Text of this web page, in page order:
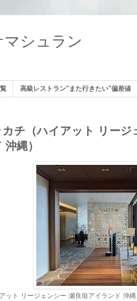
マシュラン
高級レストラン"また行きたい"偏差値
カチ（ハイアット リージ
沖縄）
アット リージェンシー 瀬良垣アイランド 沖